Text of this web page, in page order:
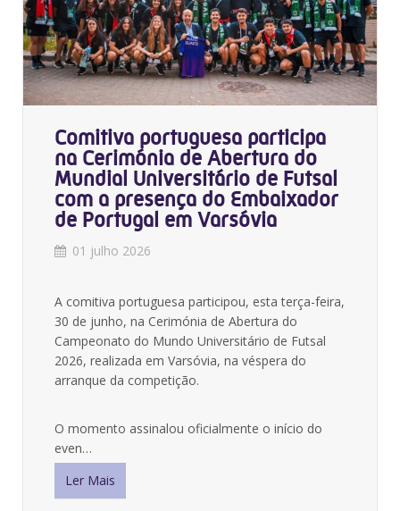
Comitiva portuguesa participa
na Cerimónia de Abertura do
Mundial Universitário de Futsal
com a presença do Embaixador
de Portugal em Varsóvia
01 julho 2026
A comitiva portuguesa participou, esta terça-feira,
30 de junho, na Cerimónia de Abertura do
Campeonato do Mundo Universitário de Futsal
2026, realizada em Varsóvia, na véspera do
arranque da competição.
O momento assinalou oficialmente o início do
even…
Ler Mais